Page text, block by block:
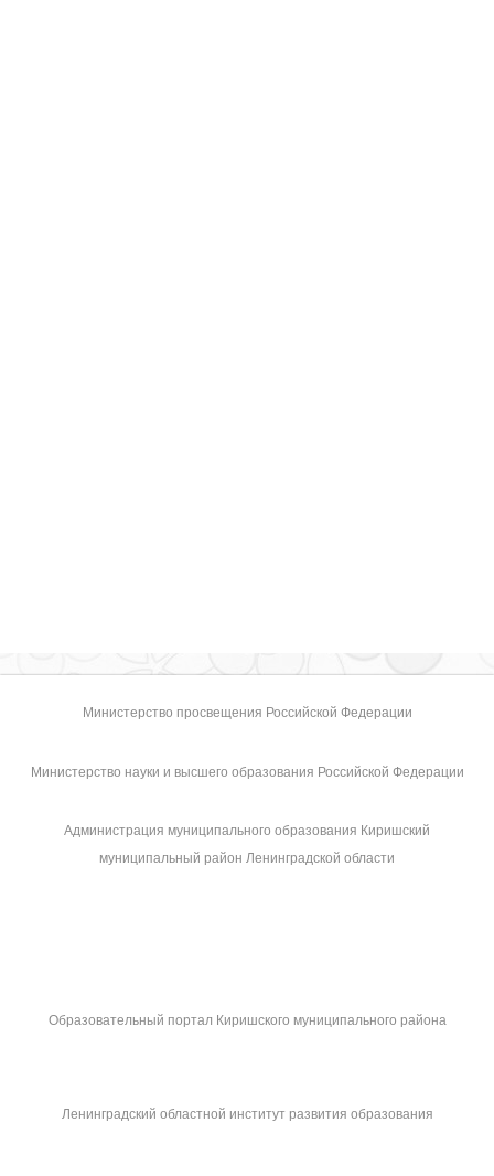
Министерство просвещения Российской Федерации
Министерство науки и высшего образования Российской Федерации
Администрация муниципального образования Киришский
муниципальный район Ленинградской области
Образовательный портал Киришского муниципального района
Ленинградский областной институт развития образования